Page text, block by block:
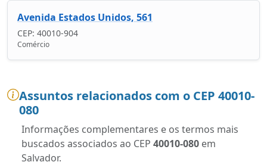
Avenida Estados Unidos, 561
CEP: 40010-904
Comércio
Assuntos relacionados com o CEP 40010-
080
Informações complementares e os termos mais
buscados associados ao CEP 40010-080 em
Salvador.